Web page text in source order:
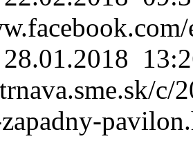
28.01.2018